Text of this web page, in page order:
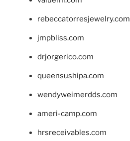
rebeccatorresjewelry.com
jmpbliss.com
drjorgerico.com
queensushipa.com
wendyweimerdds.com
ameri-camp.com
hrsreceivables.com